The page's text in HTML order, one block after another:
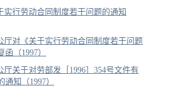
实行劳动合同制度若干问题的通知
厅对《关于实行劳动合同制度若干问题
函（1997）
厅关于对劳部发［1996］354号文件有
通知（1997）